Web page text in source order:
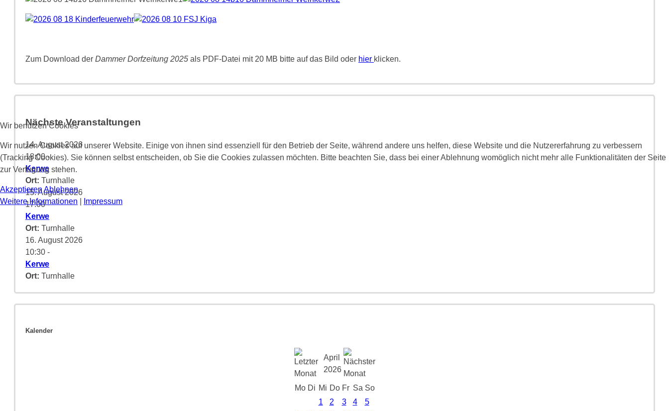
Zum Download der Dammer Dorfzeitung 2025 als PDF-Datei mit 20 MB bitte auf das Bild oder hier klicken.
Nächste Veranstaltungen
14. August 2026
18:00-
Kerwe
Ort: Turnhalle
15. August 2026
17:00-
Kerwe
Ort: Turnhalle
16. August 2026
10:30 -
Kerwe
Ort: Turnhalle
Kalender
April
2026
Mo Di Mi Do Fr Sa So
1
2 3 4
5
Wir benutzen Cookies
Wir nutzen Cookies auf unserer Website. Einige von ihnen sind essenziell für den Betrieb der Seite, während andere uns helfen, diese Website und die Nutzererfahrung zu verbessern
(Tracking Cookies). Sie können selbst entscheiden, ob Sie die Cookies zulassen möchten. Bitte beachten Sie, dass bei einer Ablehnung womöglich nicht mehr alle Funktionalitäten der Seite
zur Verfügung stehen.
Akzeptieren Ablehnen
Weitere Informationen
Impressum